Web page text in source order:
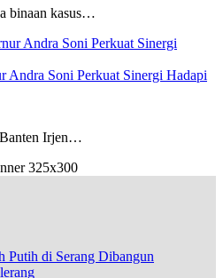
binaan kasus…
Andra Soni Perkuat Sinergi Hadapi
Irjen…